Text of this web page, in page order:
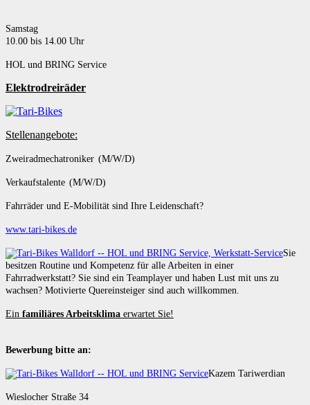
Samstag
10.00 bis 14.00 Uhr
HOL und BRING Service
Elektrodreiräder
Stellenangebote:
Zweiradmechatroniker (M/W/D)
Verkaufstalente (M/W/D)
Fahrräder und E-Mobilität sind Ihre Leidenschaft?
www.tari-bikes.de
Sie
besitzen Routine und Kompetenz für alle Arbeiten in einer
Fahrradwerkstatt? Sie sind ein Teamplayer und haben Lust mit uns zu
wachsen? Motivierte Quereinsteiger sind auch willkommen.
Ein familiäres Arbeitsklima erwartet Sie!
Bewerbung bitte an:
Kazem Tariwerdian
Wieslocher Straße 34